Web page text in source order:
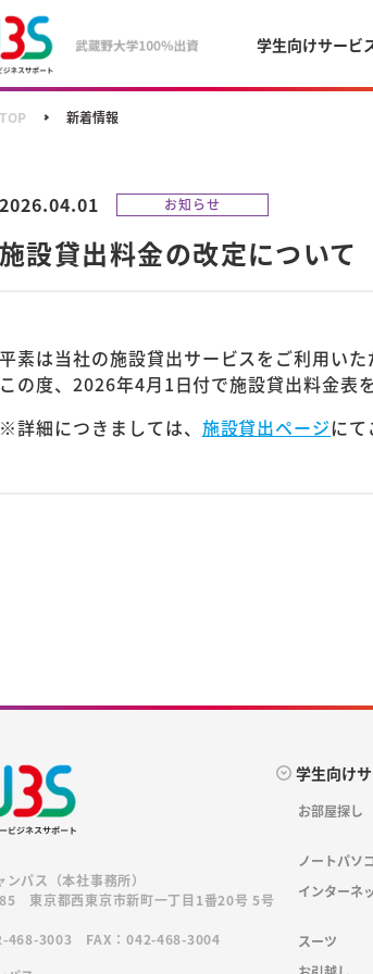
学生向けサービ
TOP 新着情報
2026.04.01 お知らせ
施設貸出料金の改定について
平素は当社の施設貸出サービスをご利用いた
この度、2026年4月1日付で施設貸出料金表
※詳細につきましては、 施設貸出ページにて
パス（本社事務所）
東京都西東京市新町一丁目1番20号 5号
468-3003 FAX：042-468-3004
学生向け
お部屋探し
ノートパソ
インターネ
スーツ